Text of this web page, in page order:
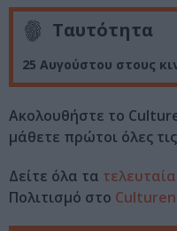
Ταυτότητα
25 Αυγούστου στους
Ακολουθήστε το
μάθετε πρώτοι όλες
Δείτε όλα τα
Πολιτισμό στο